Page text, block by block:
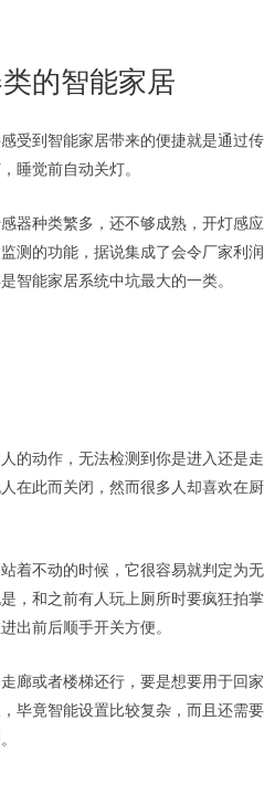
的智能家居
受到智能家居带来的便捷就是通过传
睡觉前自动关灯。
器种类繁多，还不够成熟，开灯感应
测的功能，据说集成了会令厂家利润
智能家居系统中坑最大的一类。
的动作，无法检测到你是进入还是走
在此而关闭，然而很多人却喜欢在厨
着不动的时候，它很容易就判定为无
，和之前有人玩上厕所时要疯狂拍掌
出前后顺手开关方便。
廊或者楼梯还行，要是想要用于回家
毕竟智能设置比较复杂，而且还需要